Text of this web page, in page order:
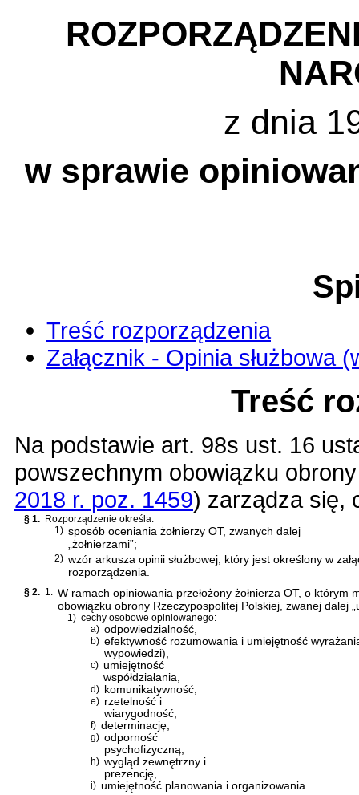
z dnia
w sprawie
Treść rozporządzenia
Załącznik - Opinia służbowa
Treść
Na podstawie art. 98s ust. 16
powszechnym obowiązku
2018 r. poz. 1459) zarządza się,
§ 1. Rozporządzenie określa:
1) sposób oceniania żołnierzy OT, zwanych dalej
„żołnierzami”;
2) wzór arkusza opinii służbowej, który jest określony w
rozporządzenia.
§ 2. 1. W ramach opiniowania przełożony żołnierza OT, o którym
obowiązku obrony Rzeczypospolitej Polskiej , zwanej dalej
1) cechy osobowe opiniowanego:
a) odpowiedzialność,
b) efektywność rozumowania i umiejętność
wypowiedzi),
c) umiejętność
współdziałania,
d) komunikatywność,
e) rzetelność i
wiarygodność,
f) determinację,
g) odporność
psychofizyczną,
h) wygląd zewnętrzny i
prezencję,
i) umiejętność planowania i organizowania